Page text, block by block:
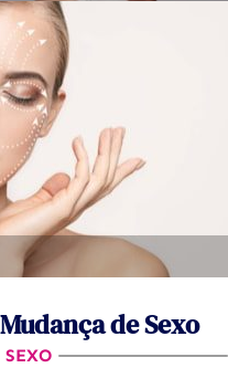
de Sexo